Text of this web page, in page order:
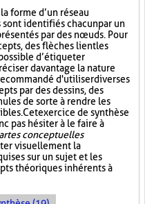
forme d’un réseau
identifiés chacun par un
par des nœuds. Pour
des flèches lient les
d’étiqueter
davantage la nature
d'utiliser diverses
par des dessins, des
de sorte à rendre les
Cet exercice de synthèse
pas hésiter à le faire à
conceptuelles
visuellement la
sur un sujet et les
théoriques inhérents à